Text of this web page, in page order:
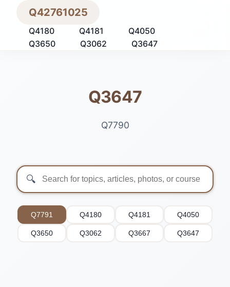
Q42761025
Q4180 Q4181
Q4050
Q3650
Q3062 Q3647
Q3647
Q7790
🔍
Q7791 Q4180 Q4181 Q4050
Q3650 Q3062 Q3667 Q3647